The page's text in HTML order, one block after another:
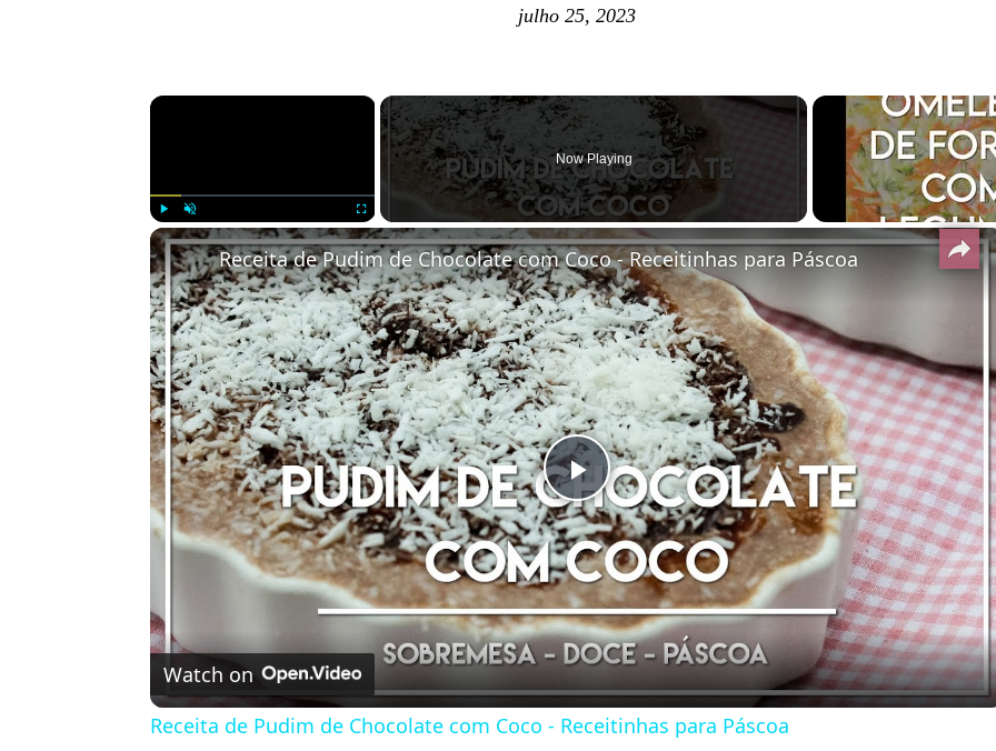
julho 25, 2023
×
Play Unmute Fullscreen
Now Playing
×
Play
Video
Receita de Pudim de Chocolate com Coco - Receitinhas para Páscoa
Watch on
Receita de Pudim de Chocolate com Coco - Receitinhas para Páscoa